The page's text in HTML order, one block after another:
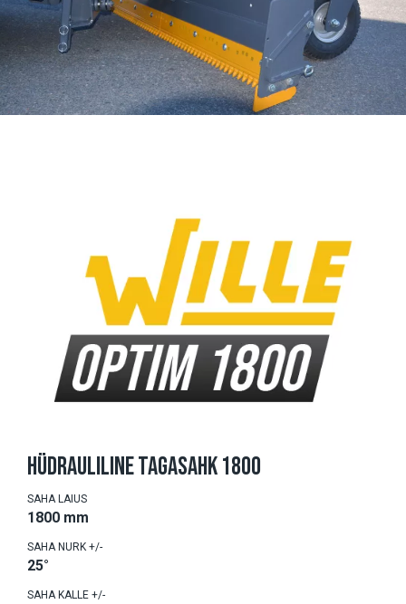
HÜDRAULILINE TAGASAHK 1800
SAHA LAIUS
1800 mm
SAHA NURK +/-
25°
SAHA KALLE +/-